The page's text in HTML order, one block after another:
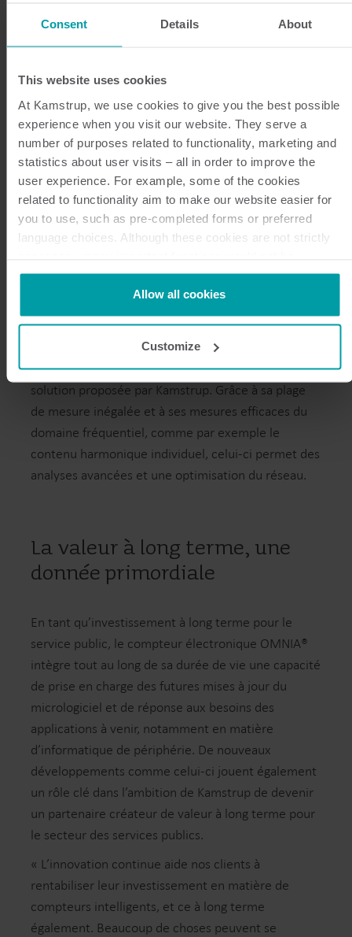
Consent Details About
This website uses cookies
At Kamstrup, we use cookies to give you the best possible
experience when you visit our website. They serve a
number of purposes related to functionality, marketing and
statistics about user visits – all in order to improve the
user experience. For example, some of the cookies
related to functionality aim to make our website easier for
you to use, such as pre-completed forms or preferred
language choices. Although these cookies are not strictly
available without them.
Kamstrup makes use of third-party cookies. A third-party
cookie is installed by someone other than us, such as
You can at any time change or withdraw your consent from
the Cookie Declarationhere.
Allow all cookies
Customize
Des données à la
connaissance
En transformant les données des compteurs
intelligents en informations exploitables, la solution
de comptage intelligent de Kamstrup aide les
services publics à relever les défis posés par l’essor
de l’électrification et la décentralisation croissante
de la production d’électricité. Elle permet ainsi
utilisation plus durable des ressources
Conçu dans un souci de flexibilité et en tenant
compte des utilisations futures, le compteur
électronique OMNIA® est la pierre angulaire de la
solution proposée par Kamstrup. Grâce à sa plage
de mesure inégalée et à ses mesures efficaces du
domaine fréquentiel, comme par exemple le
contenu harmonique individuel, celui-ci permet des
analyses avancées et une optimisation du réseau.
La valeur à long terme, une
donnée primordiale
En tant qu’investissement à long terme pour le
service public, le compteur électronique OMNIA®
intègre tout au long de sa durée de vie une capacité
de prise en charge des futures mises à jour du
micrologiciel et de réponse aux besoins des
applications à venir, notamment en matière
d’informatique de périphérie. De nouveaux
développements comme celui-ci jouent également
un rôle clé dans l’ambition de Kamstrup de devenir
un partenaire créateur de valeur à long terme pour
le secteur des services publics.
« L’innovation continue aide nos clients à
rentabiliser leur investissement en matière de
compteurs intelligents, et ce à long terme
également. Beaucoup de choses peuvent se